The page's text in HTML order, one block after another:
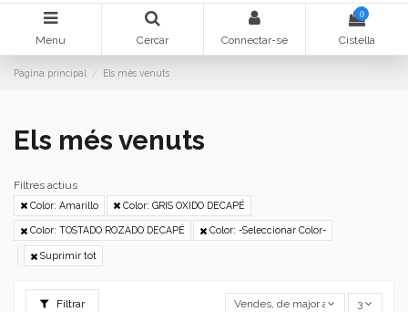
Menu Cercar Connectar-se
0
Cistella
Pàgina principal Els més venuts
Els més venuts
Filtres actius
Color: Amarillo Color: GRIS OXIDO DECAPÉ
Color: TOSTADO ROZADO DECAPÉ Color: -Seleccionar Color-
Suprimir tot
Filtrar Vendes, de major a menor3